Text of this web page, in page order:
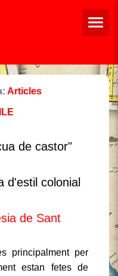
Articles
de castor"
d'estil colonial
de Sant
principalment per
estan fetes de